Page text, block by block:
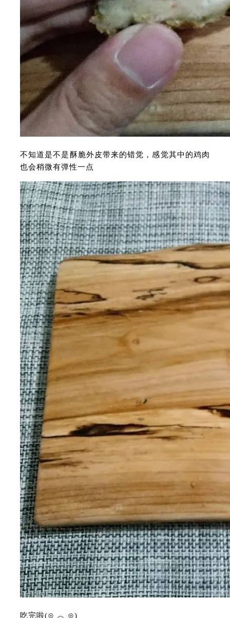
不知道是不是酥脆外皮带来的错觉，感觉其中的鸡肉
也会稍微有弹性一点
吃完啦(⊙ ︿ ⊙)